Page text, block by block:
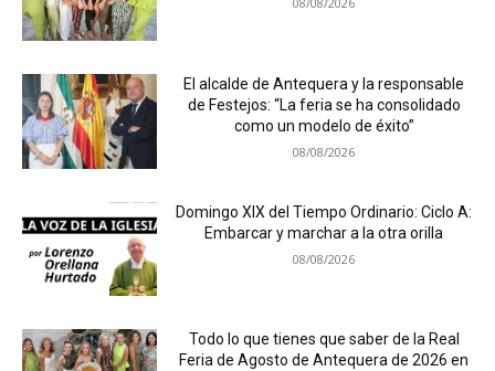
El alcalde de Antequera y la responsable
de Festejos: “La feria se ha consolidado
como un modelo de éxito”
08/08/2026
Domingo XIX del Tiempo Ordinario: Ciclo A:
Embarcar y marchar a la otra orilla
08/08/2026
Todo lo que tienes que saber de la Real
Feria de Agosto de Antequera de 2026 en